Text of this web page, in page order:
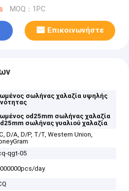
MOQ：1PC
Επικοινωνήστε
σωλήνας χαλαζία υψηλής
od25mm σωλήνας χαλαζία
σωλήνας γυαλιού χαλαζία
D/A, D/P, T/T, Western Union,
qgt-05
day